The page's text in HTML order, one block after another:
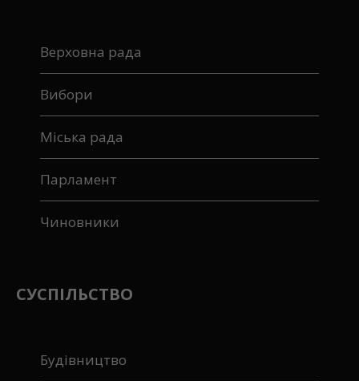
Верховна рада
Вибори
Міська рада
Парламент
Чиновники
СУСПІЛЬСТВО
Будівництво